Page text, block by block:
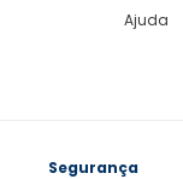
Ajuda
Segurança